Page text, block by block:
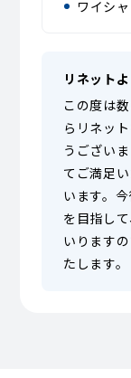
ワイシ
リネット
この度は
らリネッ
うござい
てご満足
います。
を目指し
いります
たします。